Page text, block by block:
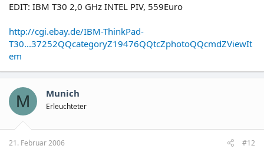
EDIT: IBM T30 2,0 GHz INTEL PIV, 559Euro
http://cgi.ebay.de/IBM-ThinkPad-
T30...37252QQcategoryZ19476QQtcZphotoQQcmdZViewIt
em
M Munich
Erleuchteter
21. Februar 2006 #12